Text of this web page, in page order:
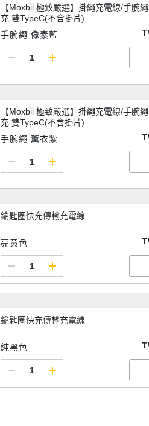
【Moxbii 極致嚴選】掛繩充電線/手腕
充 雙TypeC(不含掛片)
手腕繩 像素藍
【Moxbii 極致嚴選】掛繩充電線/手腕
充 雙TypeC(不含掛片)
手腕繩 薰衣紫
鑰匙圈快充傳輸充電線
亮黃色
鑰匙圈快充傳輸充電線
純黑色